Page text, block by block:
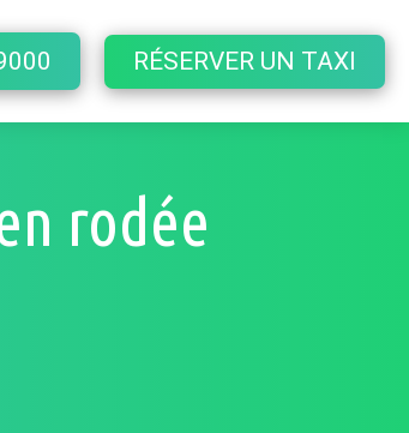
RÉSERVER UN TAXI
rodée